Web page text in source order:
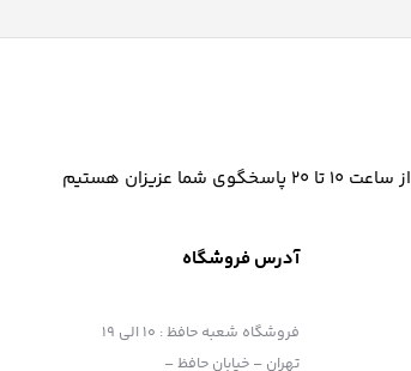
از ساعت 10 تا 20 پاسخگوی شما عزیزان هستیم
آدرس فروشگاه
فروشگاه شعبه حافظ: 10 الی 19
تهران – خیابان حافظ –